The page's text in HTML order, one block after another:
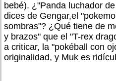
bebé). ¿"Panda luchador
dices de Gengar,el
sombras"? ¿Qué tiene de
y brazos" que el "T-rex
a criticar, la "pokéball con
originalidad, y Muk es